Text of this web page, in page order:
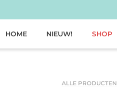
HOME NIEUW! SHOP
ALLE PRODUCTEN